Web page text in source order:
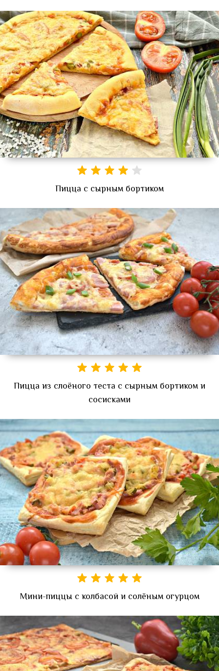
Пицца с сырным бортиком
Пицца из слоёного теста с сырным бортиком и
сосисками
Мини-пиццы с колбасой и солёным огурцом